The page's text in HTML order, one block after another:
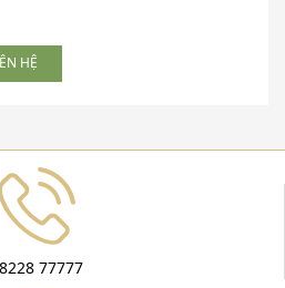
HỆ
77777